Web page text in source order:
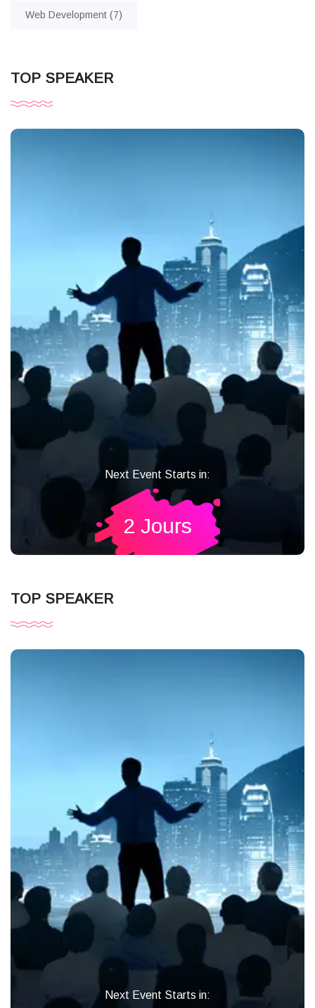
Web Development (7)
TOP SPEAKER
Next Event Starts in:
2 Jours
TOP SPEAKER
Next Event Starts in: